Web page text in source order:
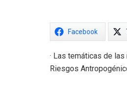
Facebook
· Las temáticas de
Riesgos